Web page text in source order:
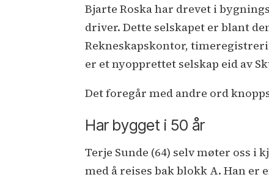
Bjarte Roska har drevet i
driver. Dette selskapet er blant
Rekneskapskontor,
er et nyopprettet selskap eid av
Det foregår med andre ord
Har bygget i 50 år
Terje Sunde (64) selv møter oss
med å reises bak blokk A. Han er